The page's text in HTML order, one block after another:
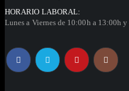
HORARIO LABORAL:
Lunes a Viernes de 10:00h a 13:00h